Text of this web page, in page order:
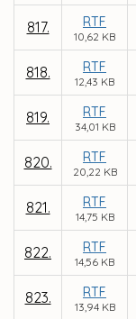
817. RTF
10,62 KB
818. RTF
12,43 KB
819. RTF
34,01 KB
820. RTF
20,22 KB
821. RTF
14,75 KB
822. RTF
14,56 KB
823. RTF
13,94 KB